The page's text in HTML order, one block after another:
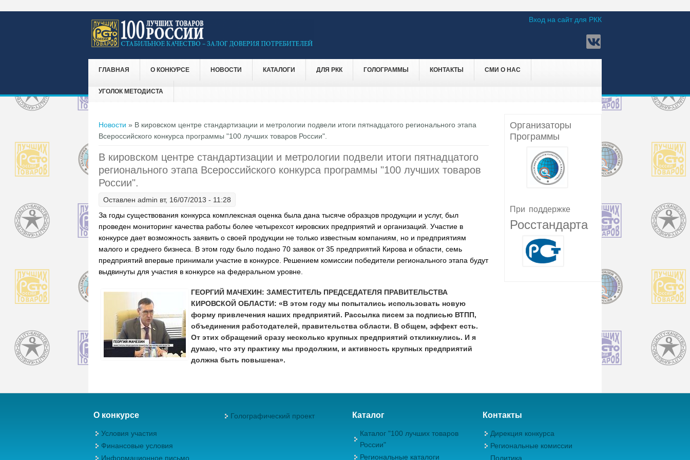
Вход на сайт для РКК
ГЛАВНАЯ О КОНКУРСЕ НОВОСТИ КАТАЛОГИ ДЛЯ РКК ГОЛОГРАММЫ КОНТАКТЫ СМИ О НАС
УГОЛОК МЕТОДИСТА
Вы здесь
Новости » В кировском центре стандартизации и метрологии подвели итоги пятнадцатого регионального этапа
Всероссийского конкурса программы "100 лучших товаров России".
В кировском центре стандартизации и метрологии подвели итоги пятнадцатого
регионального этапа Всероссийского конкурса программы "100 лучших товаров
России".
Оставлен admin вт, 16/07/2013 - 11:28
За годы существования конкурса комплексная оценка была дана тысяче образцов продукции и услуг, был
проведен мониторинг качества работы более четырехсот кировских предприятий и организаций. Участие в
конкурсе дает возможность заявить о своей продукции не только известным компаниям, но и предприятиям
малого и среднего бизнеса. В этом году было подано 70 заявок от 35 предприятий Кирова и области, семь
предприятий впервые принимали участие в конкурсе. Решением комиссии победители регионального этапа будут
выдвинуты для участия в конкурсе на федеральном уровне.
ГЕОРГИЙ МАЧЕХИН: ЗАМЕСТИТЕЛЬ ПРЕДСЕДАТЕЛЯ ПРАВИТЕЛЬСТВА
КИРОВСКОЙ ОБЛАСТИ: «В этом году мы попытались использовать новую
форму привлечения наших предприятий. Рассылка писем за подписью ВТПП,
объединения работодателей, правительства области. В общем, эффект есть.
От этих обращений сразу несколько крупных предприятий откликнулись. И я
думаю, что эту практику мы продолжим, и активность крупных предприятий
должна быть повышена».
Организаторы
Программы
При поддержке
Росстандарта
О конкурсе
Условия участия
Финансовые условия
Информационное письмо
Голографический проект Каталог
Каталог "100 лучших товаров
России"
Региональные каталоги
Контакты
Дирекция конкурса
Региональные комиссии
Политика